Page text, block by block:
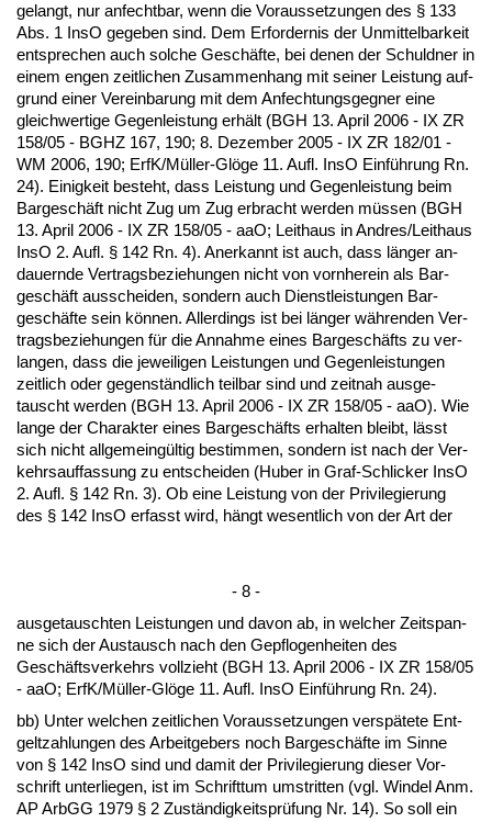
ge­langt, nur an­fecht­bar, wenn die Vor­aus­set­zun­gen des § 133
Abs. 1 In­sO ge­ge­ben sind. Dem Er­for­der­nis der Un­mit­tel­bar­keit
ent­spre­chen auch sol­che Geschäfte, bei de­nen der Schuld­ner in
ei­nem en­gen zeit­li­chen Zu­sam­men­hang mit sei­ner Leis­tung auf­
grund ei­ner Ver­ein­ba­rung mit dem An­fech­tungs­geg­ner ei­ne
gleich­wer­ti­ge Ge­gen­leis­tung erhält (BGH 13. April 2006 - IX ZR
158/05 - BGHZ 167, 190; 8. De­zem­ber 2005 - IX ZR 182/01 -
WM 2006, 190; ErfK/Müller-Glöge 11. Aufl. In­sO Einführung Rn.
24). Ei­nig­keit be­steht, dass Leis­tung und Ge­gen­leis­tung beim
Bar­geschäft nicht Zug um Zug er­bracht wer­den müssen (BGH
13. April 2006 - IX ZR 158/05 - aaO; Leit­haus in And­res/Leit­haus
In­sO 2. Aufl. § 142 Rn. 4). An­er­kannt ist auch, dass länger an­
dau­ern­de Ver­trags­be­zie­hun­gen nicht von vorn­her­ein als Bar­
geschäft aus­schei­den, son­dern auch Dienst­leis­tun­gen Bar­
geschäfte sein können. Al­ler­dings ist bei länger währen­den Ver­
trags­be­zie­hun­gen für die An­nah­me ei­nes Bar­geschäfts zu ver­
lan­gen, dass die je­wei­li­gen Leis­tun­gen und Ge­gen­leis­tun­gen
zeit­lich oder ge­genständ­lich teil­bar sind und zeit­nah aus­ge­
tauscht wer­den (BGH 13. April 2006 - IX ZR 158/05 - aaO). Wie
lan­ge der Cha­rak­ter ei­nes Bar­geschäfts er­hal­ten bleibt, lässt
sich nicht all­ge­meingültig be­stim­men, son­dern ist nach der Ver­
kehrs­auf­fas­sung zu ent­schei­den (Hu­ber in Graf-Schli­cker In­sO
2. Aufl. § 142 Rn. 3). Ob ei­ne Leis­tung von der Pri­vi­le­gie­rung
des § 142 In­sO er­fasst wird, hängt we­sent­lich von der Art der
- 8 -
aus­ge­tausch­ten Leis­tun­gen und da­von ab, in wel­cher Zeit­span­
ne sich der Aus­tausch nach den Ge­pflo­gen­hei­ten des
Geschäfts­ver­kehrs voll­zieht (BGH 13. April 2006 - IX ZR 158/05
- aaO; ErfK/Müller-Glöge 11. Aufl. In­sO Einführung Rn. 24).
bb) Un­ter wel­chen zeit­li­chen Vor­aus­set­zun­gen ver­späte­te Ent­
gelt­zah­lun­gen des Ar­beit­ge­bers noch Bar­geschäfte im Sin­ne
von § 142 In­sO sind und da­mit der Pri­vi­le­gie­rung die­ser Vor­
schrift un­ter­lie­gen, ist im Schrift­tum um­strit­ten (vgl. Win­del Anm.
AP ArbGG 1979 § 2 Zuständig­keitsprüfung Nr. 14). So soll ein